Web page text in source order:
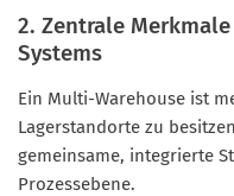
2. Zentrale
Systems
Ein Multi-Warehouse ist
Lagerstandorte zu
gemeinsame, integrierte
Prozessebene.